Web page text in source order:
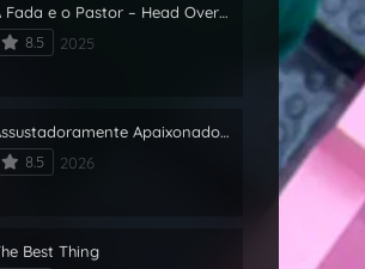
A Fada e o Pastor – Head Over Heels
8.5
2025
Assustadoramente Apaixonados – Spooky in Love
8.5
2026
Best Thing